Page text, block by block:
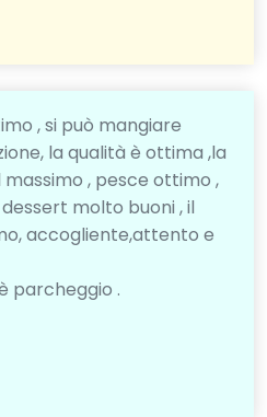
, si può mangiare
la qualità è ottima ,la
, pesce ottimo ,
molto buoni , il
accogliente,attento e
parcheggio .